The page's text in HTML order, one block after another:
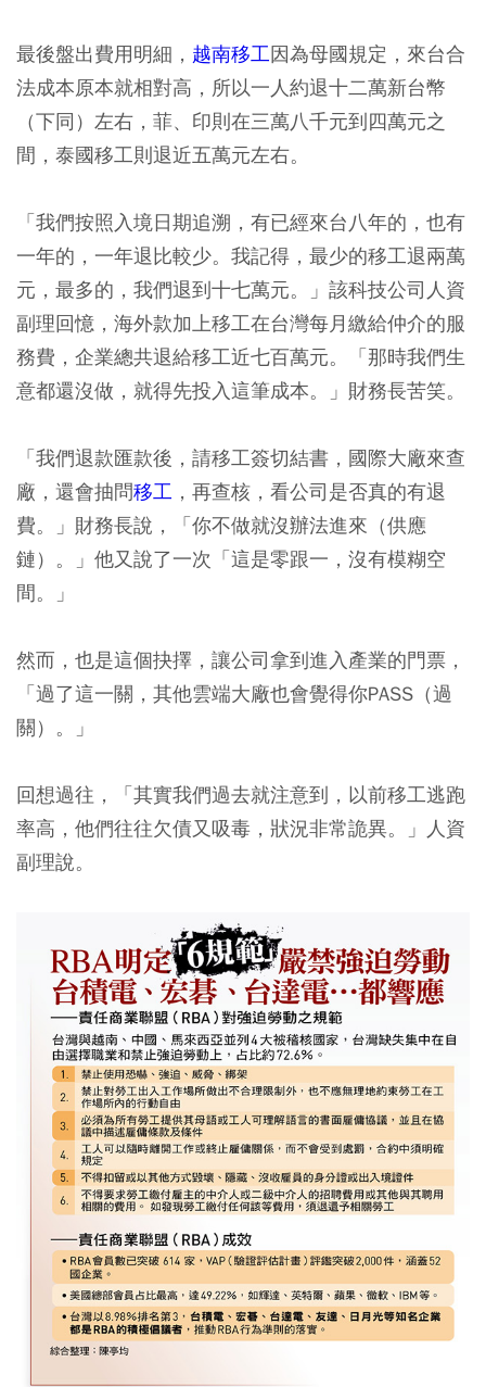
最後盤出費用明細， 越南移工因為母國規定，來台合
法成本原本就相對高，所以一人約退十二萬新台幣
（下同）左右，菲、印則在三萬八千元到四萬元之
間，泰國移工則退近五萬元左右。
「我們按照入境日期追溯，有已經來台八年的，也有
一年的，一年退比較少。我記得，最少的移工退兩萬
元，最多的，我們退到十七萬元。」該科技公司人資
副理回憶，海外款加上移工在台灣每月繳給仲介的服
務費，企業總共退給移工近七百萬元。「那時我們生
意都還沒做，就得先投入這筆成本。」財務長苦笑。
「我們退款匯款後，請移工簽切結書，國際大廠來查
廠，還會抽問移工 ，再查核，看公司是否真的有退
費。」財務長說，「你不做就沒辦法進來（供應
鏈）。」他又說了一次「這是零跟一，沒有模糊空
間。」
然而，也是這個抉擇，讓公司拿到進入產業的門票，
「過了這一關，其他雲端大廠也會覺得你PASS（過
關）。」
回想過往，「其實我們過去就注意到，以前移工逃跑
率高，他們往往欠債又吸毒，狀況非常詭異。」人資
副理說。